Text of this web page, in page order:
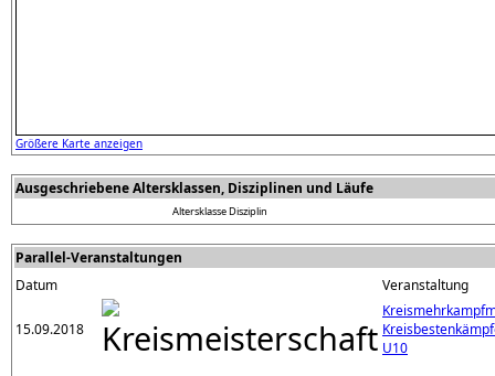
Größere Karte anzeigen
Ausgeschriebene Altersklassen, Disziplinen und Läufe
AltersklasseDisziplin
Parallel-Veranstaltungen
Datum
Veranstaltung
15.09.2018
U10